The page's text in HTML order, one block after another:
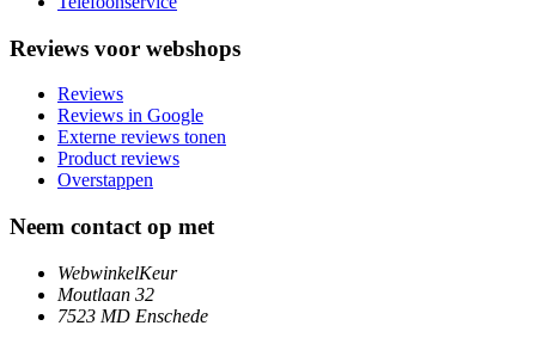
Reviews voor webshops
Reviews
Reviews in Google
Externe reviews tonen
Product reviews
Overstappen
Neem contact op met
WebwinkelKeur
Moutlaan 32
7523 MD Enschede